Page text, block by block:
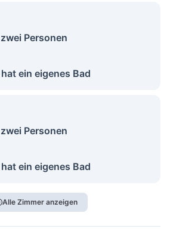
Personen
ein eigenes Bad
Personen
ein eigenes Bad
Alle Zimmer anzeigen